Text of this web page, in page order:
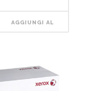
AGGIUNGI AL